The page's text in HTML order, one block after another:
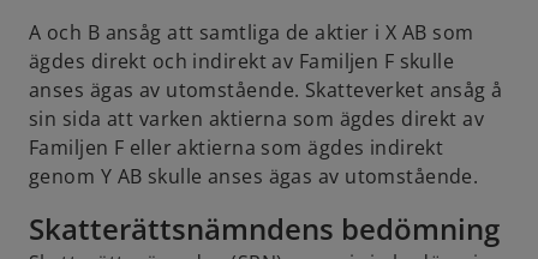
A och B ansåg att samtliga de aktier i X AB som
ägdes direkt och indirekt av Familjen F skulle
anses ägas av utomstående. Skatteverket ansåg å
sin sida att varken aktierna som ägdes direkt av
Familjen F eller aktierna som ägdes indirekt
genom Y AB skulle anses ägas av utomstående.
Skatterättsnämndens bedömning